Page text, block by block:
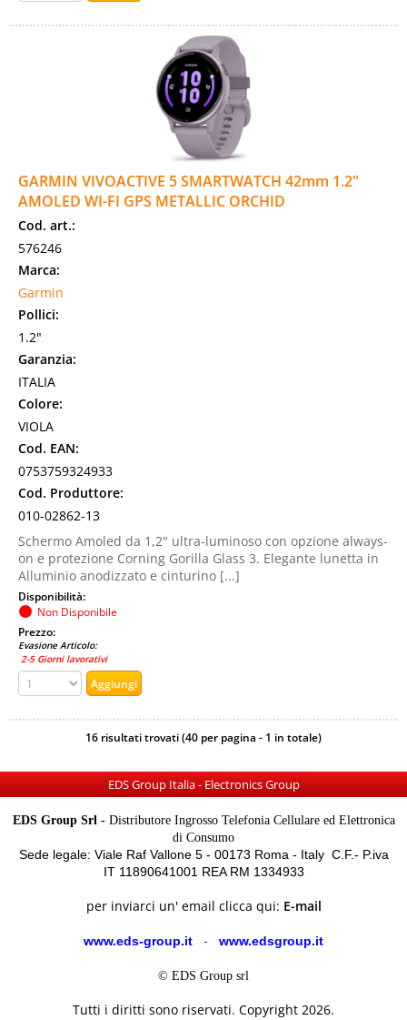
GARMIN VIVOACTIVE 5 SMARTWATCH 42mm 1.2"
AMOLED WI-FI GPS METALLIC ORCHID
Cod. art.:
576246
Marca:
Garmin
Pollici:
1.2"
Garanzia:
ITALIA
Colore:
VIOLA
Cod. EAN:
0753759324933
Cod. Produttore:
010-02862-13
Schermo Amoled da 1,2" ultra-luminoso con opzione always-
on e protezione Corning Gorilla Glass 3. Elegante lunetta in
Alluminio anodizzato e cinturino [...]
Disponibilità:
Non Disponibile
Prezzo:
Evasione Articolo:
2-5 Giorni lavorativi
16 risultati trovati (40 per pagina - 1 in totale)
EDS Group Italia - Electronics Group
EDS Group Srl -Distributore Ingrosso Telefonia Cellulare ed Elettronica
di Consumo
Sede legale: Viale Raf Vallone 5 - 00173 Roma - Italy C.F.- P.iva
IT 11890641001 REA RM 1334933
per inviarci un' email clicca qui: E-mail
www.eds-group.it - www.edsgroup.it
© EDS Group srl
Tutti i diritti sono riservati. Copyright 2026.